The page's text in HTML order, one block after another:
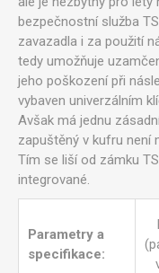
bezpečnostní služba
zavazadla i za použití
tedy umožňuje
jeho poškození při
vybaven univerzálním
Avšak má jednu
zapuštěný v kufru není
Tím se liší od zámku
integrované.
Parametry a
specifikace: